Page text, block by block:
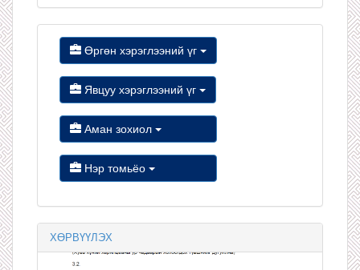
Өргөн хэрэглээний үг
Явцуу хэрэглээний үг
Аман зохиол
Нэр томьёо
ХӨРВҮҮЛЭХ